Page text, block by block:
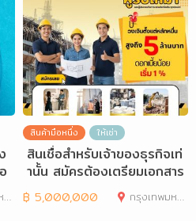
สินค้ามือหนึ่ง ให้เช่า
สินเชื่อสำหรับเจ้าของธุรกิจเท่
านั้น สมัครต้องเตรียมเอกสาร
อะ
฿ 5,000,000 กรุงเทพมหานคร